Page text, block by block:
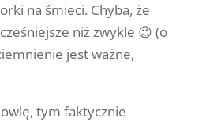
na śmieci. Chyba, że
niż zwykle 😉 (o
jest ważne,
tym faktycznie